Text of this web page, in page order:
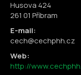
Husova 424
261 01 Příbram
E-mail:
cech@cechphh.cz
Web:
http://